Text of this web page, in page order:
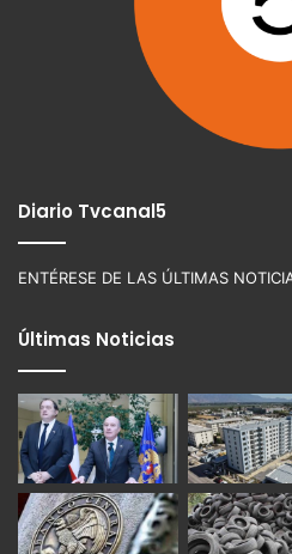
Diario Tvcanal5
ENTÉRESE DE LAS ÚLTIMAS
Últimas Noticias